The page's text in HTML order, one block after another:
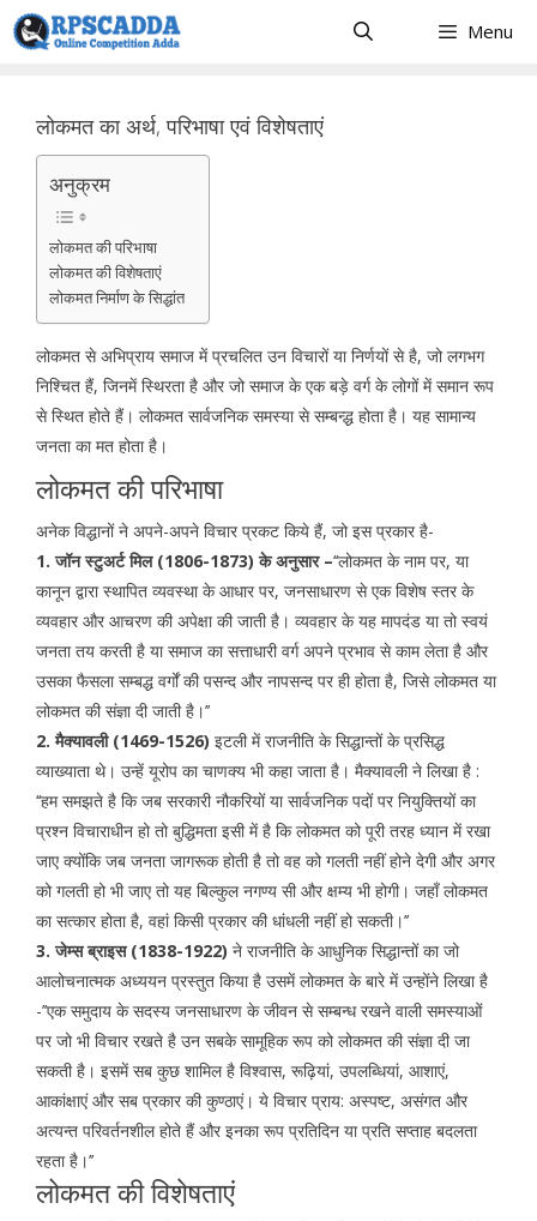
Skip
to
Menu
लोकमत का अर्थ, परिभाषा एवं विशेषताएं
अनुक्रम
लोकमत की परिभाषा
लोकमत की विशेषताएं
लोकमत निर्माण के सिद्धांत
लोकमत से अभिप्राय समाज में प्रचलित उन विचारों या निर्णयों से है, जो लगभग
निश्चित हैं, जिनमें स्थिरता है और जो समाज के एक बड़े वर्ग के लोगों में समान रूप
से स्थित होते हैं। लोकमत सार्वजनिक समस्या से सम्बन्द्ध होता है। यह सामान्य
जनता का मत होता है।
लोकमत की परिभाषा
अनेक विद्धानों ने अपने-अपने विचार प्रकट किये हैं, जो इस प्रकार है-
1. जॉन स्टुअर्ट मिल (1806-1873) के अनुसार –‘‘लोकमत के नाम पर, या
कानून द्वारा स्थापित व्यवस्था के आधार पर, जनसाधारण से एक विशेष स्तर के
व्यवहार और आचरण की अपेक्षा की जाती है। व्यवहार के यह मापदंड या तो स्वयं
जनता तय करती है या समाज का सत्ताधारी वर्ग अपने प्रभाव से काम लेता है और
उसका फैसला सम्बद्ध वर्गों की पसन्द और नापसन्द पर ही होता है, जिसे लोकमत या
लोकमत की संज्ञा दी जाती है।’’
2. मैक्यावली (1469-1526) इटली में राजनीति के सिद्धान्तों के प्रसिद्ध
व्याख्याता थे। उन्हें यूरोप का चाणक्य भी कहा जाता है। मैक्यावली ने लिखा है :
‘‘हम समझते है कि जब सरकारी नौकरियों या सार्वजनिक पदों पर नियुक्तियों का
प्रश्न विचाराधीन हो तो बुद्धिमता इसी में है कि लोकमत को पूरी तरह ध्यान में रखा
जाए क्योंकि जब जनता जागरूक होती है तो वह को गलती नहीं होने देगी और अगर
को गलती हो भी जाए तो यह बिल्कुल नगण्य सी और क्षम्य भी होगी। जहाँ लोकमत
का सत्कार होता है, वहां किसी प्रकार की धांधली नहीं हो सकती।’’
3. जेम्स ब्राइस (1838-1922) ने राजनीति के आधुनिक सिद्धान्तों का जो
आलोचनात्मक अध्ययन प्रस्तुत किया है उसमें लोकमत के बारे में उन्होंने लिखा है
-’’एक समुदाय के सदस्य जनसाधारण के जीवन से सम्बन्ध रखने वाली समस्याओं
पर जो भी विचार रखते है उन सबके सामूहिक रूप को लोकमत की संज्ञा दी जा
सकती है। इसमें सब कुछ शामिल है विश्वास, रूढ़ियां, उपलब्धियां, आशाएं,
आकांक्षाएं और सब प्रकार की कुण्ठाएं। ये विचार प्राय: अस्पष्ट, असंगत और
अत्यन्त परिवर्तनशील होते हैं और इनका रूप प्रतिदिन या प्रति सप्ताह बदलता
रहता है।’’
लोकमत की विशेषताएं